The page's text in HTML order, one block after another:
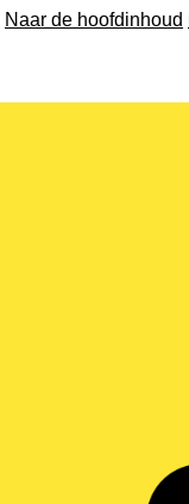
Naar de hoofdinhoud